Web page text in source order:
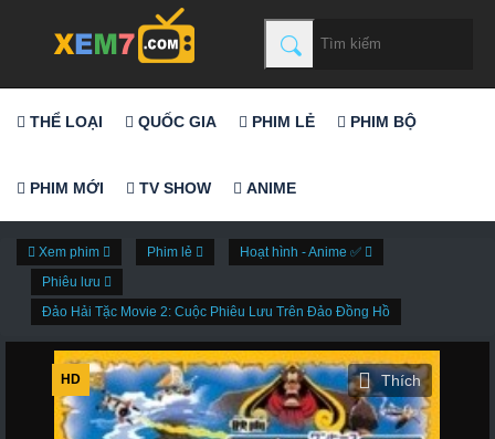
THỂ LOẠI QUỐC GIA PHIM LẺ PHIM BỘ
PHIM MỚI TV SHOW ANIME
Xem phim Phim lẻ
Hoạt hình - Anime ✅
Phiêu lưu
Đảo Hải Tặc Movie 2: Cuộc Phiêu Lưu Trên Đảo Đồng Hồ
HD